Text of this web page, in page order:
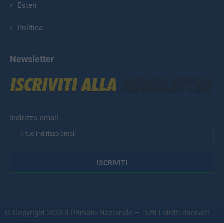
Esteri
Politica
Newsletter
Indirizzo email:
© Copyright 2023 Il Primato Nazionale – Tutti i diritti riservati